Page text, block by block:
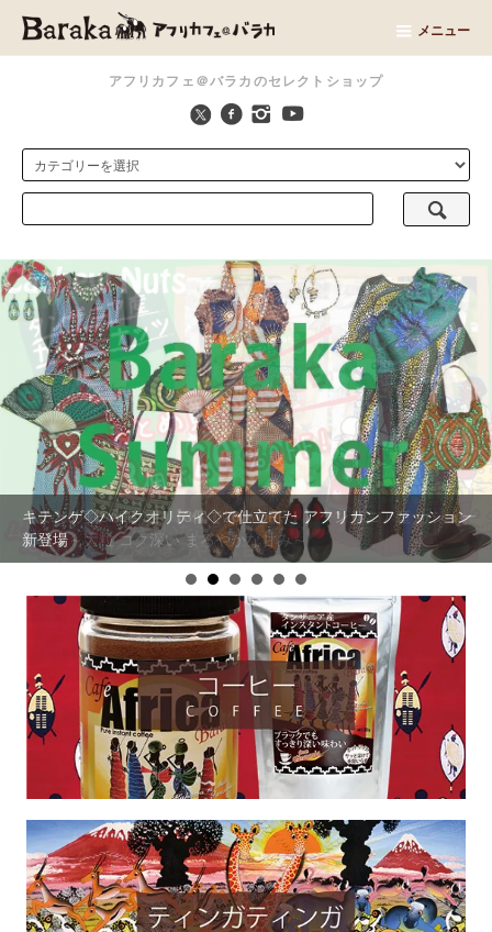
アフリカフェ＠バラカのセレクトショップ
メニュー
キテンゲ◇ハイクオリティ◇で仕立てた アフリカンファッション
新登場
【まとめ割SALE！】【3個で20％OFF！】タンザニア産 カシュー
ナッツ～大粒 コク深い まろやかな甘み～